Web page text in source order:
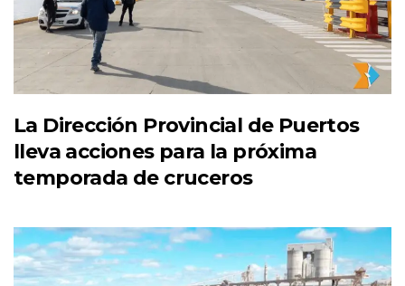
La Dirección Provincial de Puertos
lleva acciones para la próxima
temporada de cruceros